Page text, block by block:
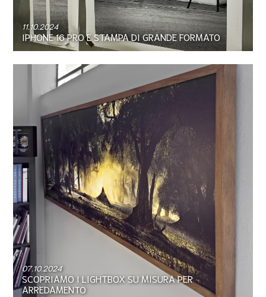
11.10.2024
IPHONE 16 PRO E STAMPA DI GRANDE FORMATO
07.10.2024
SCOPRIAMO I LIGHTBOX SU MISURA PER
ARREDAMENTO